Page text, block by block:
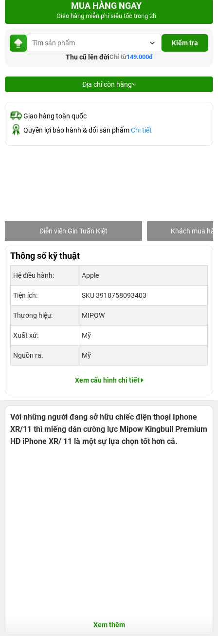
MUA HÀNG NGAY
Giao hàng miễn phí siêu tốc trong 2h
Kiểm tra
Thu cũ lên đờiChỉ từ149.000đ
Địa chỉ còn hàng
Giao hàng toàn quốc
Quyền lợi bảo hành & đổi sản phẩmChi tiết
viên Gin Tuấn Kiệt Khách mua hàng tại 24hStore
Thông số kỹ thuật
Hệ điều hành: Apple
Tiện ích: SKU 3918758093403
Thương hiệu: MIPOW
Xuất xứ: Mỹ
Nguồn ra: Mỹ
Xem cấu hình chi tiết
Với những người đang sở hữu chiếc điện thoại Iphone
XR/11 thì miếng dán cường lực Mipow Kingbull Premium
HD iPhone XR/ 11 là một sự lựa chọn tốt hơn cả.
Xem thêm